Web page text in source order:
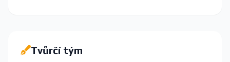
Tvůrčí tým